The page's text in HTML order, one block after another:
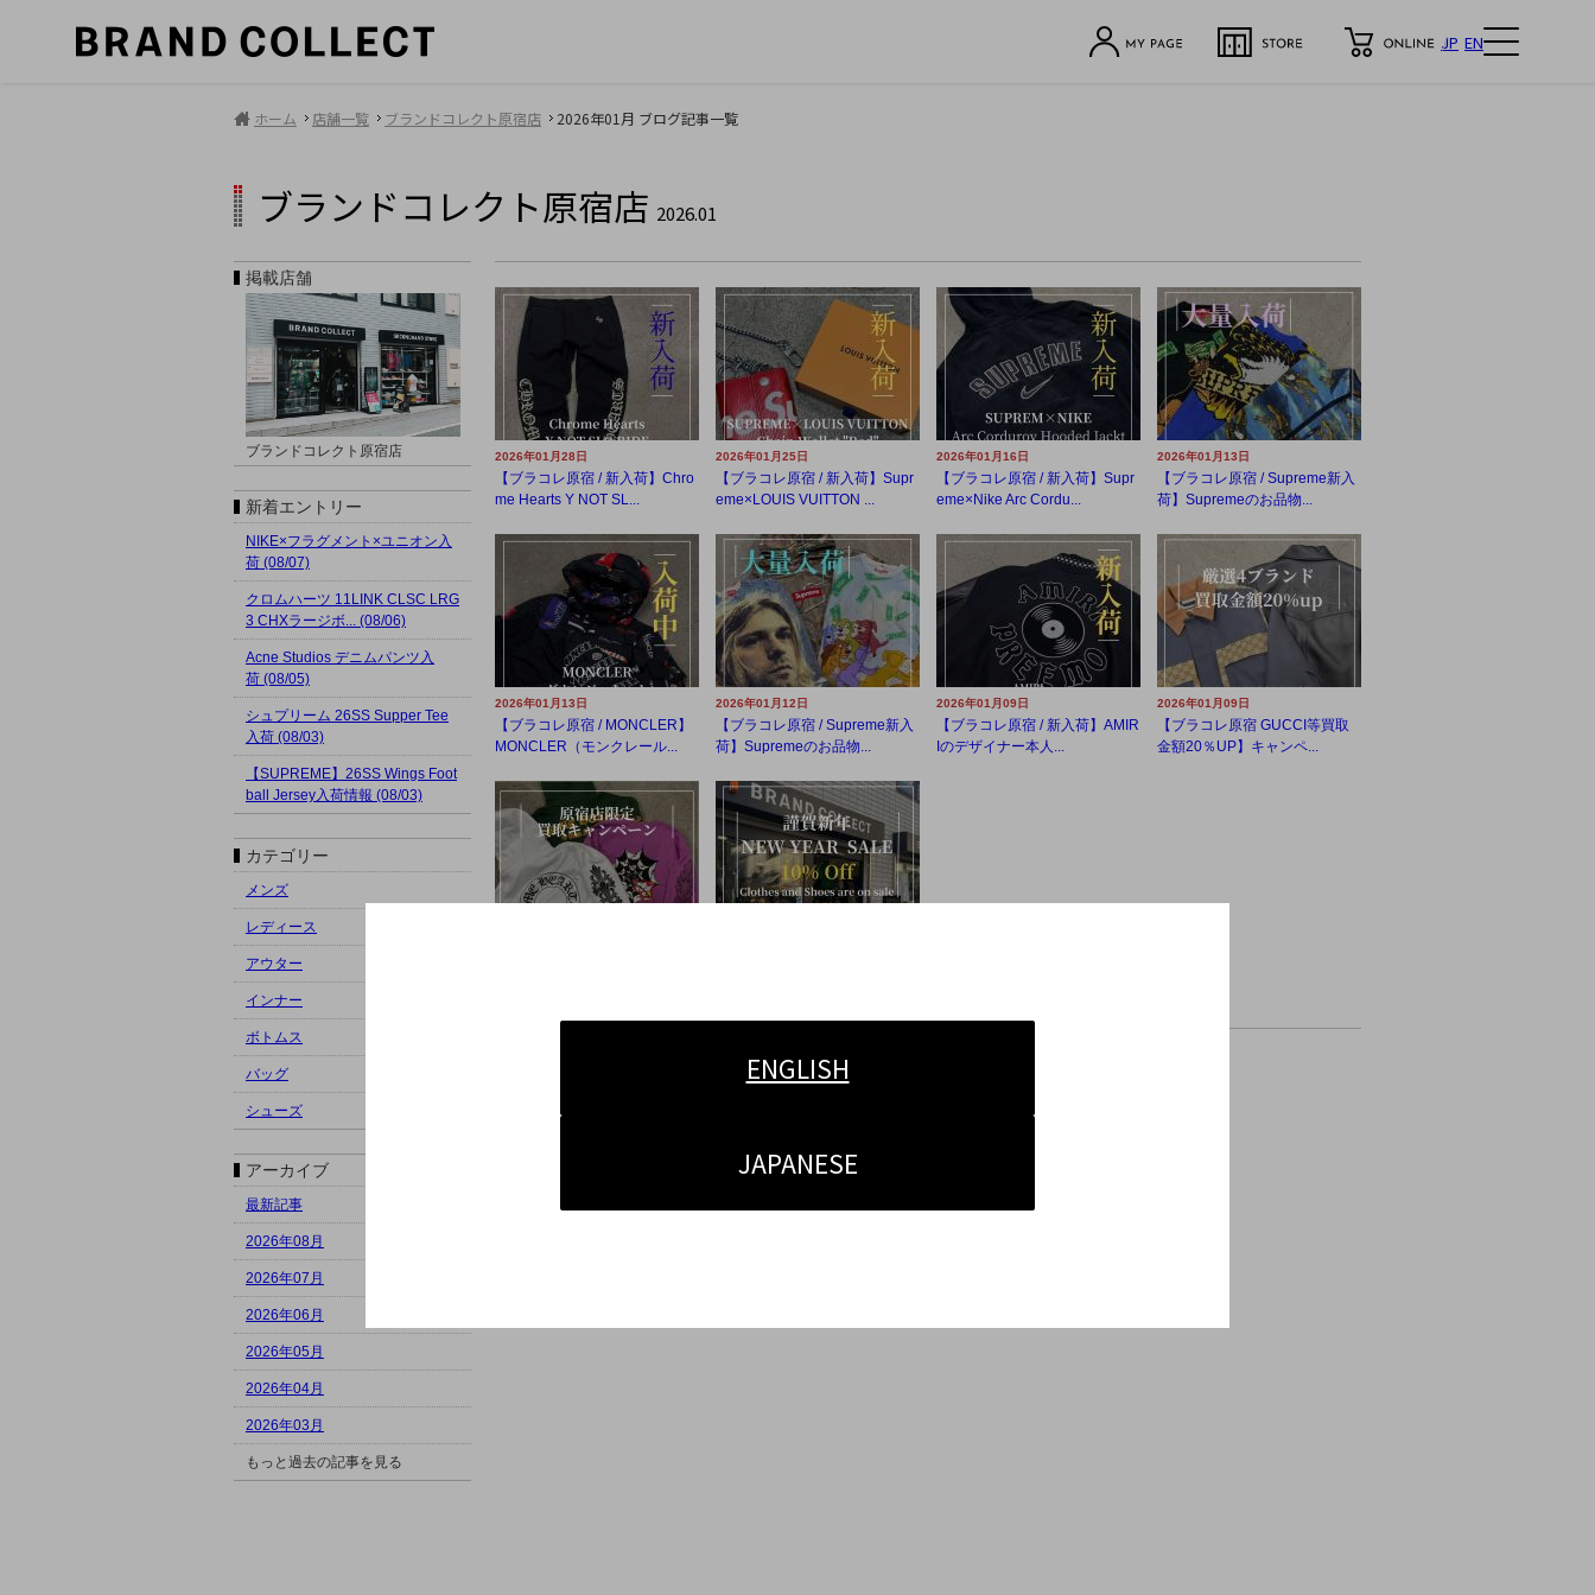
JP EN
ENGLISH
JAPANESE
ホーム 店舗一覧 ブランドコレクト原宿店 2026年01月 ブログ記事一覧
ブランドコレクト原宿店 2026.01
2026年01月28日
【ブラコレ原宿 / 新入荷】Chro
me Hearts Y NOT SL...
2026年01月25日
【ブラコレ原宿 / 新入荷】Supr
eme×LOUIS VUITTON ...
2026年01月16日
【ブラコレ原宿 / 新入荷】Supr
eme×Nike Arc Cordu...
2026年01月13日
【ブラコレ原宿 / Supreme新入
荷】Supremeのお品物...
2026年01月13日
【ブラコレ原宿 / MONCLER】
MONCLER（モンクレール...
2026年01月12日
【ブラコレ原宿 / Supreme新入
荷】Supremeのお品物...
2026年01月09日
【ブラコレ原宿 / 新入荷】AMIR
Iのデザイナー本人...
2026年01月09日
【ブラコレ原宿 GUCCI等買取
金額20％UP】キャンペ...
掲載店舗
ブランドコレクト原宿店
新着エントリー
NIKE×フラグメント×ユニオン入
荷 (08/07)
クロムハーツ 11LINK CLSC LRG
3 CHXラージボ... (08/06)
Acne Studios デニムパンツ入
荷 (08/05)
シュプリーム 26SS Supper Tee
入荷 (08/03)
【SUPREME】26SS Wings Foot
ball Jersey入荷情報 (08/03)
カテゴリー
メンズ
レディース
アウター
インナー
ボトムス
バッグ
シューズ
アーカイブ
最新記事
2026年08月
2026年07月
2026年06月
2026年05月
2026年04月
2026年03月
もっと過去の記事を見る